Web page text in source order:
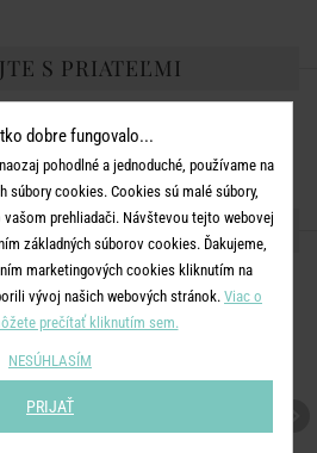
S PRIATEĽMI
ZO SÉRIE
%
dobre fungovalo...
pohodlné a jednoduché, používame na
súbory cookies. Cookies sú malé súbory,
prehliadači. Návštevou tejto webovej
základných súborov cookies. Ďakujeme,
marketingových cookies kliknutím na
vývoj našich webových stránok. Viac o
prečítať kliknutím sem.
NESÚHLASÍM
PRIJAŤ